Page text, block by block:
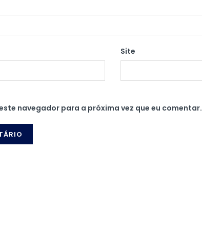
Site
navegador para a próxima vez que eu comentar.